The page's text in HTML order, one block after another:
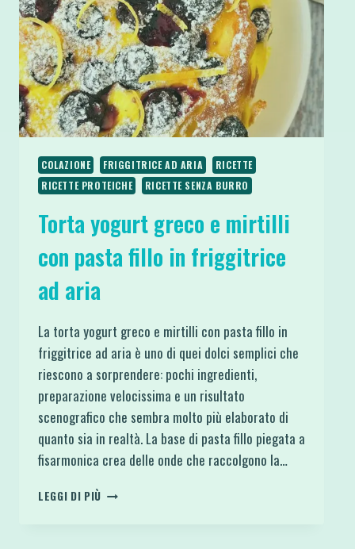
O
FRIGGITRICE
COLAZIONE FRIGGITRICE AD ARIA
RICETTE
RICETTE PROTEICHE
RICETTE SENZA BURRO
Torta yogurt greco e mirtilli
con pasta fillo in friggitrice
ad aria
La torta yogurt greco e mirtilli con pasta fillo in
friggitrice ad aria è uno di quei dolci semplici che
riescono a sorprendere: pochi ingredienti,
preparazione velocissima e un risultato
scenografico che sembra molto più elaborato di
quanto sia in realtà. La base di pasta fillo piegata a
fisarmonica crea delle onde che raccolgono la…
LEGGI DI PIÙ TORTA